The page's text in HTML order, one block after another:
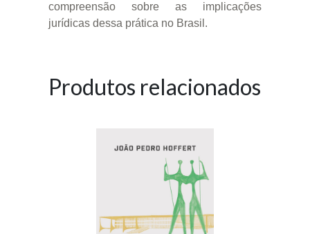
compreensão sobre as implicações
jurídicas dessa prática no Brasil.
Produtos relacionados